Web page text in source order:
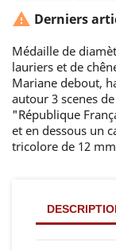
 Derniers
Médaille de
lauriers et de
Mariane debout,
autour 3 scenes
"République
et en dessous un
tricolore de 12